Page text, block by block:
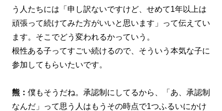
う人たちには「申し訳ないですけど、せめて1年以上は
頑張って続けてみた方がいいと思います」って伝えてい
ます。そこでどう変われるかっていう。
根性ある子ってすごい続けるので、そういう本気な子に
参加してもらいたいです。
熊： 僕もそうだね。承認制にしてるから、「あ、承認制
なんだ」って思う人はもうその時点で1つふるいにかけ